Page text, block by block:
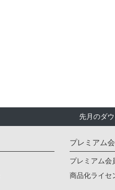
先月のダ
プレミアム
プレミアム会
商品化ライセ